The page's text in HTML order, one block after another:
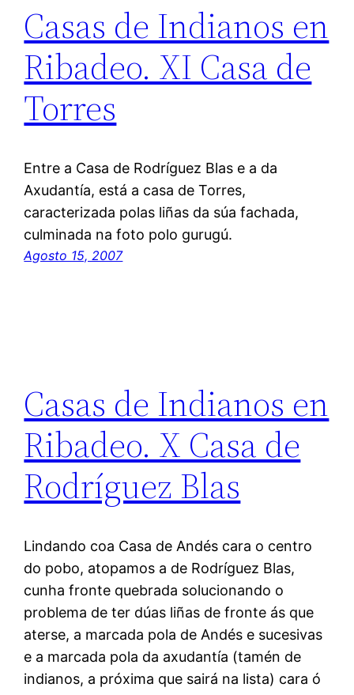
Casas de Indianos en
Ribadeo. XI Casa de
Torres
Entre a Casa de Rodríguez Blas e a da
Axudantía, está a casa de Torres,
caracterizada polas liñas da súa fachada,
culminada na foto polo gurugú.
Agosto 15, 2007
Casas de Indianos en
Ribadeo. X Casa de
Rodríguez Blas
Lindando coa Casa de Andés cara o centro
do pobo, atopamos a de Rodríguez Blas,
cunha fronte quebrada solucionando o
problema de ter dúas liñas de fronte ás que
aterse, a marcada pola de Andés e sucesivas
e a marcada pola da axudantía (tamén de
indianos, a próxima que sairá na lista) cara ó